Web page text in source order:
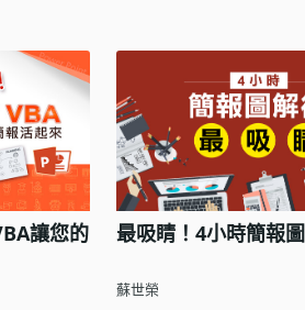
讓您的
最吸睛！4小時簡報
蘇世榮